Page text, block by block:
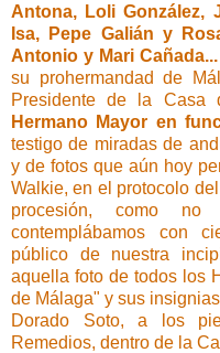
Antona, Loli González,
Isa, Pepe Galián y
Antonio y Mari Cañada...
su prohermandad de
Presidente de la Casa
Hermano Mayor en
testigo de miradas de
y de fotos que aún hoy
Walkie, en el protocolo
procesión, como
contemplábamos con
público de nuestra
aquella foto de todos los
de Málaga" y sus
Dorado Soto, a los
Remedios, dentro de la